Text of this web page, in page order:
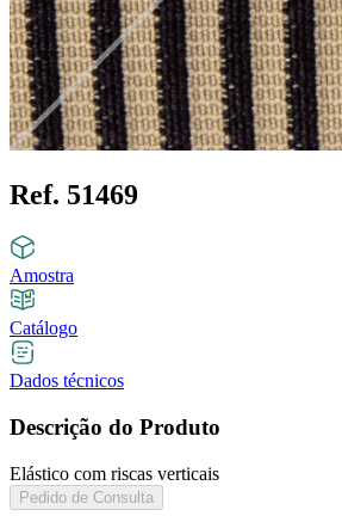
Ref. 51469
Amostra
Catálogo
Dados técnicos
Descrição do Produto
Elástico com riscas verticais
Pedido de Consulta